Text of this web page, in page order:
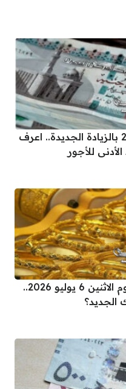
موعد صرف مرتبات يوليو 2026 بالزيادة الجديدة.. اعرف
للأجور
أسعار الذهب في السعودية اليوم الاثنين 6 يوليو 2026..